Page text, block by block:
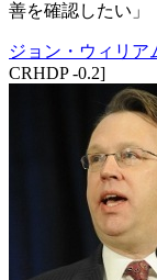
善を確認したい」
ジョン・ウィリア
CRHDP -0.2]